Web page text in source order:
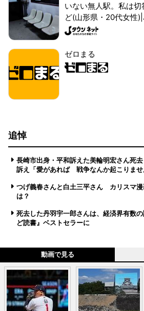
いない無人駅。私は
ど(山形県・20代女性
ゼロまる
追悼
長崎市出身・平和訴えた美輪明宏さん死
訴え「愛があれば 戦争なんか起こりませ
つげ義春さんと白土三平さん カリスマ漫
は？
死去した丹羽宇一郎さんは、経済界有数
ど読書』ベストセラーに
動画で見る